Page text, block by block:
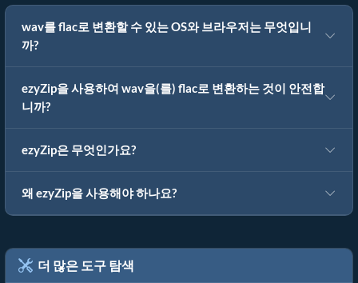
wav를 flac로 변환할 수 있는 OS와 브라우저는 무엇입니
까?
ezyZip을 사용하여 wav을(를) flac로 변환하는 것이 안전합
니까?
ezyZip은 무엇인가요?
왜 ezyZip을 사용해야 하나요?
더 많은 도구 탐색